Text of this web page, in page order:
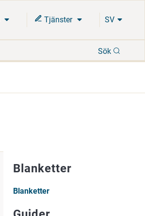
Tjänster SV
Sök
Blanketter
Blanketter